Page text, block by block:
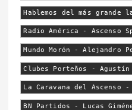
Hablemos del más grande
Radio América - Ascenso
Mundo Morón - Alejandro
Clubes Porteños -
La Caravana del Ascenso
BN Partidos - Lucas